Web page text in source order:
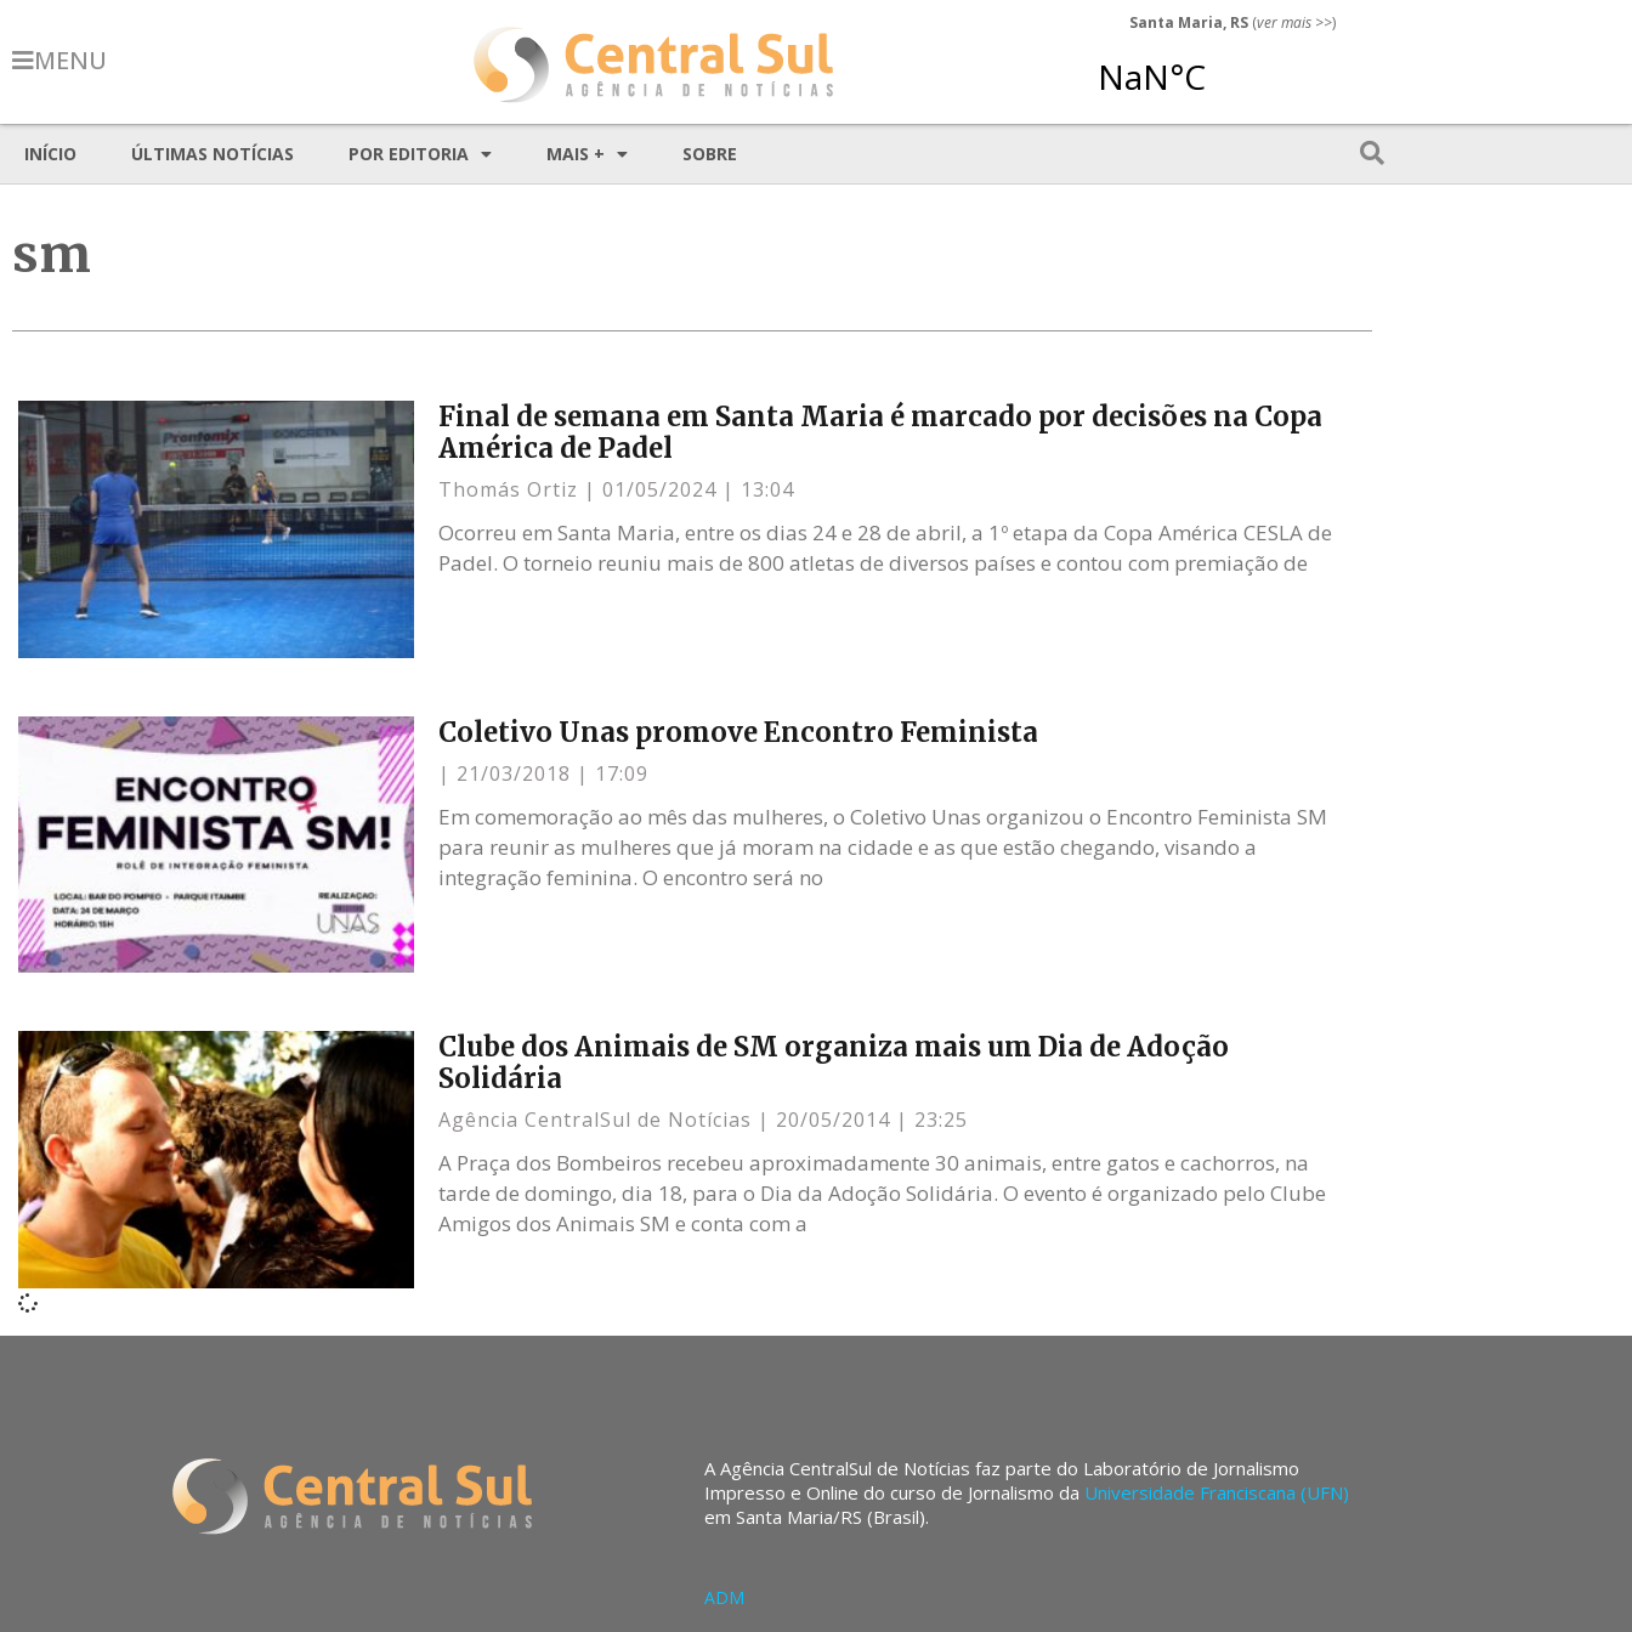
MENU
Santa Maria, RS (ver mais >>)
INÍCIO ÚLTIMAS NOTÍCIAS POR EDITORIA MAIS + SOBRE
sm
Final de semana em Santa Maria é marcado por decisões na Copa
América de Padel
Thomás Ortiz 01/05/2024 13:04
Ocorreu em Santa Maria, entre os dias 24 e 28 de abril, a 1º etapa da Copa América CESLA de
Padel. O torneio reuniu mais de 800 atletas de diversos países e contou com premiação de
Coletivo Unas promove Encontro Feminista
21/03/2018 17:09
Em comemoração ao mês das mulheres, o Coletivo Unas organizou o Encontro Feminista SM
para reunir as mulheres que já moram na cidade e as que estão chegando, visando a
integração feminina. O encontro será no
Clube dos Animais de SM organiza mais um Dia de Adoção
Solidária
Agência CentralSul de Notícias 20/05/2014 23:25
A Praça dos Bombeiros recebeu aproximadamente 30 animais, entre gatos e cachorros, na
tarde de domingo, dia 18, para o Dia da Adoção Solidária. O evento é organizado pelo Clube
Amigos dos Animais SM e conta com a
A Agência CentralSul de Notícias faz parte do Laboratório de Jornalismo
Impresso e Online do curso de Jornalismo da Universidade Franciscana (UFN)
em Santa Maria/RS (Brasil).
ADM